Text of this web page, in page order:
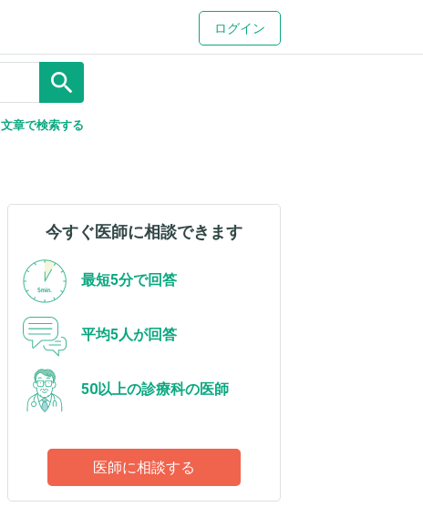
ログイン
search
文章で検索する
今すぐ医師に相談できます
最短5分で回答
平均5人が回答
50以上の診療科の医師
医師に相談する